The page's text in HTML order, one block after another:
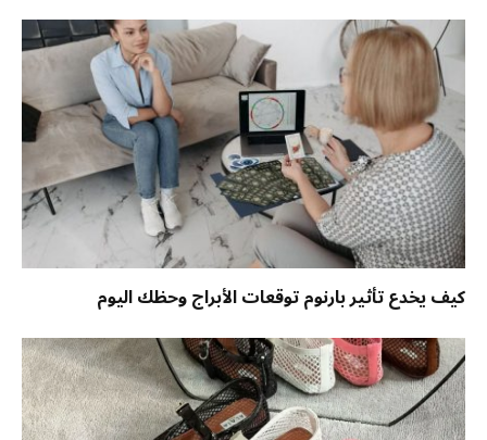
كيف يخدع تأثير بارنوم توقعات الأبراج وحظك اليوم